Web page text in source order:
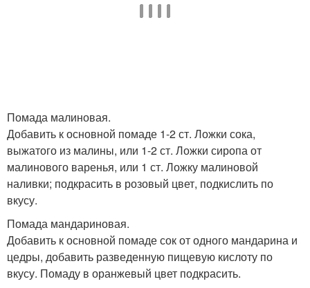
Помада малиновая.
Добавить к основной помаде 1-2 ст. Ложки сока,
выжатого из малины, или 1-2 ст. Ложки сиропа от
малинового варенья, или 1 ст. Ложку малиновой
наливки; подкрасить в розовый цвет, подкислить по
вкусу.
Помада мандариновая.
Добавить к основной помаде сок от одного мандарина и
цедры, добавить разведенную пищевую кислоту по
вкусу. Помаду в оранжевый цвет подкрасить.